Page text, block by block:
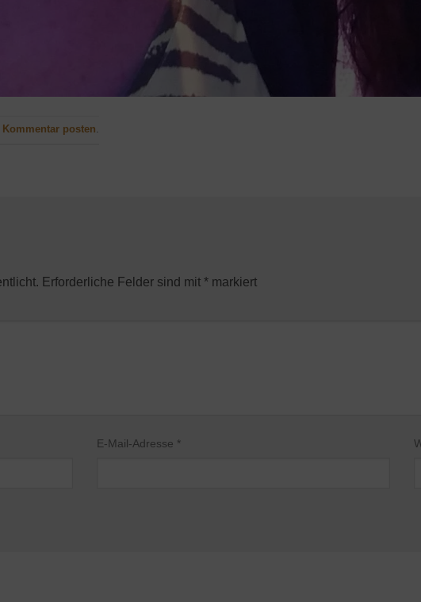
Kommentar posten
Erforderliche Felder sind mit * markiert
E-Mail-Adresse *